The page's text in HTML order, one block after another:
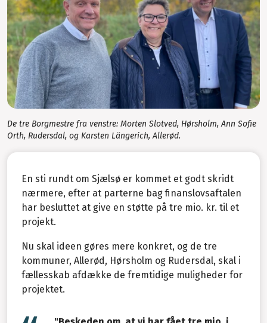
De tre Borgmestre fra venstre: Morten Slotved, Hørsholm, Ann Sofie
Orth, Rudersdal, og Karsten Längerich, Allerød.
En sti rundt om Sjælsø er kommet et godt skridt
nærmere, efter at parterne bag finanslovsaftalen
har besluttet at give en støtte på tre mio. kr. til et
projekt.
Nu skal ideen gøres mere konkret, og de tre
kommuner, Allerød, Hørsholm og Rudersdal, skal i
fællesskab afdække de fremtidige muligheder for
projektet.